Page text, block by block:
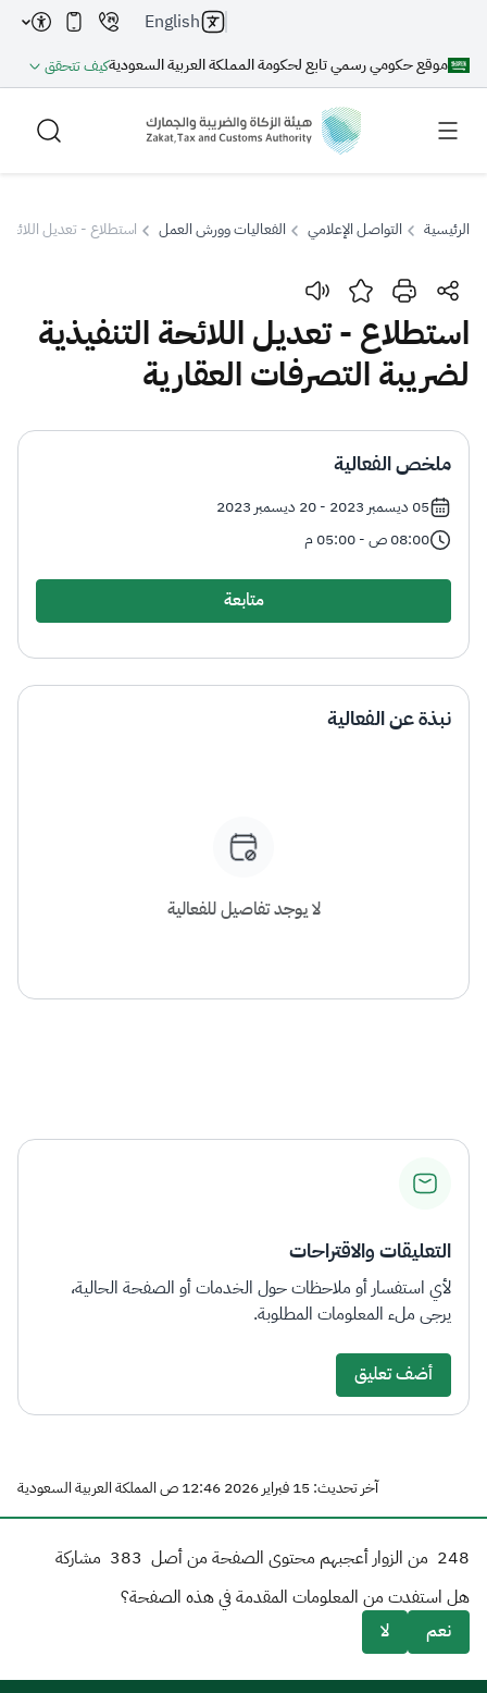
موقع حكومي رسمي تابع لحكومة المملكة العربية السعوديةكيف تتحقق
English
بحث
بحث بحث AI
اقتراحات
الإقرار الضريبي
التصرفات العقارية
الرئيسية التواصل الإعلامي الفعاليات وورش العمل استطلاع - تعديل اللائحة
استطلاع - تعديل اللائحة التنفيذية
لضريبة التصرفات العقارية
ملخص الفعالية
05 ديسمبر 2023 - 20 ديسمبر 2023
08:00 ص - 05:00 م
متابعة
نبذة عن الفعالية
لا يوجد تفاصيل للفعالية
التعليقات والاقتراحات
لأي استفسار أو ملاحظات حول الخدمات أو الصفحة الحالية،
يرجى ملء المعلومات المطلوبة.
أضف تعليق
آخر تحديث: 15 فبراير 2026 12:46 ص المملكة العربية السعودية
248 من الزوار أعجبهم محتوى الصفحة من أصل 383 مشاركة
هل استفدت من المعلومات المقدمة في هذه الصفحة؟
نعم
لا